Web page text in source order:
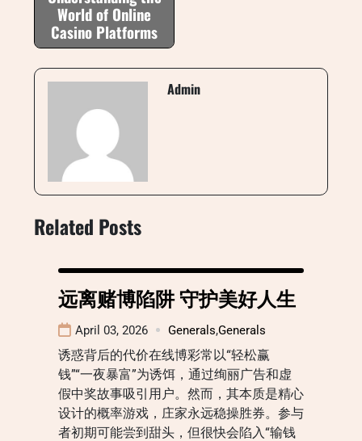
World of Online
Casino Platforms
Admin
Related Posts
远离赌博陷阱 守护美好人生
April 03, 2026 Generals,Generals
诱惑背后的代价在线博彩常以“轻松赢
钱”“一夜暴富”为诱饵，通过绚丽广告和虚
假中奖故事吸引用户。然而，其本质是精心
设计的概率游戏，庄家永远稳操胜券。参与
者初期可能尝到甜头，但很快会陷入“输钱